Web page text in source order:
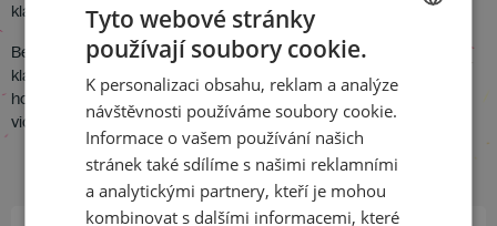
klavír: Asp. Milan Valtr
Bedřich Smetana: Klavírní trio g moll, op. 15
klavír: Radoslav Kvapil
housle: Bohdan Warchal
violoncello: Miroslav Šmerda
ENGLISH
Tyto webové stránky
používají soubory cookie.
K personalizaci obsahu, reklam a analýze
návštěvnosti používáme soubory cookie.
Informace o vašem používání našich
stránek také sdílíme s našimi reklamními
a analytickými partnery, kteří je mohou
kombinovat s dalšími informacemi, které